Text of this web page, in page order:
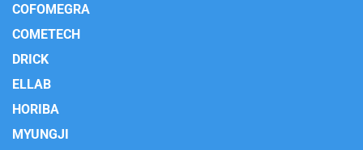
COFOMEGRA
COMETECH
DRICK
ELLAB
HORIBA
MYUNGJI